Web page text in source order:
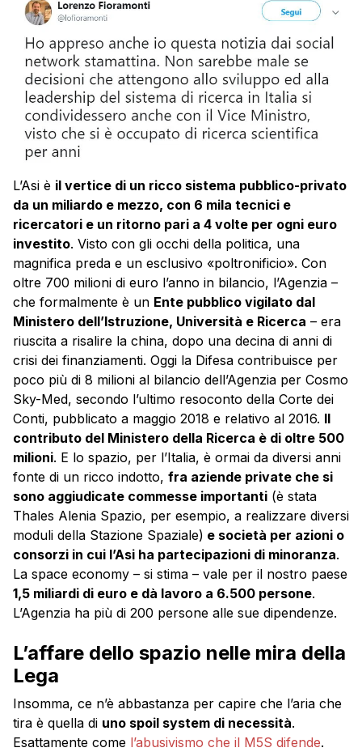
L’Asi è il vertice di un ricco sistema pubblico-privato
da un miliardo e mezzo, con 6 mila tecnici e
ricercatori e un ritorno pari a 4 volte per ogni euro
investito. Visto con gli occhi della politica, una
magnifica preda e un esclusivo «poltronificio». Con
oltre 700 milioni di euro l’anno in bilancio, l’Agenzia –
che formalmente è un Ente pubblico vigilato dal
Ministero dell’Istruzione, Università e Ricerca – era
riuscita a risalire la china, dopo una decina di anni di
crisi dei finanziamenti. Oggi la Difesa contribuisce per
poco più di 8 milioni al bilancio dell’Agenzia per Cosmo
Sky-Med, secondo l’ultimo resoconto della Corte dei
Conti, pubblicato a maggio 2018 e relativo al 2016. Il
contributo del Ministero della Ricerca è di oltre 500
milioni. E lo spazio, per l’Italia, è ormai da diversi anni
fonte di un ricco indotto, fra aziende private che si
sono aggiudicate commesse importanti (è stata
Thales Alenia Spazio, per esempio, a realizzare diversi
moduli della Stazione Spaziale) e società per azioni o
consorzi in cui l’Asi ha partecipazioni di minoranza.
La space economy – si stima – vale per il nostro paese
1,5 miliardi di euro e dà lavoro a 6.500 persone.
L’Agenzia ha più di 200 persone alle sue dipendenze.
L’affare dello spazio nelle mira della
Lega
Insomma, ce n’è abbastanza per capire che l’aria che
tira è quella di uno spoil system di necessità.
Esattamente come l’abusivismo che il M5S difende.